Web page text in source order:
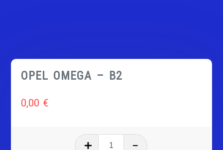
OPEL OMEGA – B2
0,00 €
quantité